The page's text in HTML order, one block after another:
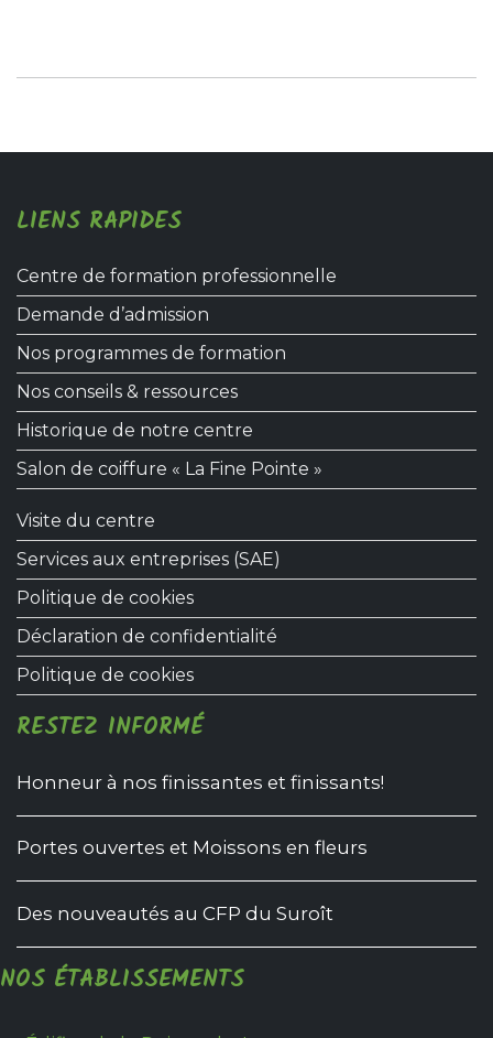
LIENS RAPIDES
Centre de formation professionnelle
Demande d’admission
Nos programmes de formation
Nos conseils & ressources
Historique de notre centre
Salon de coiffure « La Fine Pointe »
Visite du centre
Services aux entreprises (SAE)
Politique de cookies
Déclaration de confidentialité
Politique de cookies
RESTEZ INFORMÉ
Honneur à nos finissantes et finissants!
Portes ouvertes et Moissons en fleurs
Des nouveautés au CFP du Suroît
NOS ÉTABLISSEMENTS